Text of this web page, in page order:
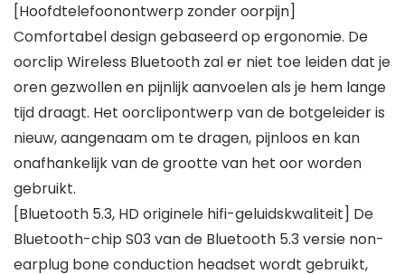
[Hoofdtelefoonontwerp zonder oorpijn]
Comfortabel design gebaseerd op ergonomie. De
oorclip Wireless Bluetooth zal er niet toe leiden dat je
oren gezwollen en pijnlijk aanvoelen als je hem lange
tijd draagt. Het oorclipontwerp van de botgeleider is
nieuw, aangenaam om te dragen, pijnloos en kan
onafhankelijk van de grootte van het oor worden
gebruikt.
[Bluetooth 5.3, HD originele hifi-geluidskwaliteit] De
Bluetooth-chip S03 van de Bluetooth 5.3 versie non-
earplug bone conduction headset wordt gebruikt,